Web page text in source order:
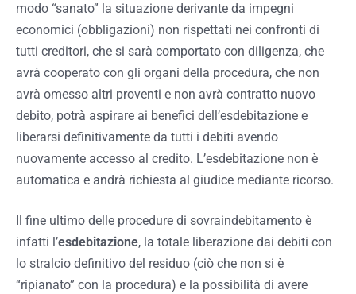
modo “sanato” la situazione derivante da impegni
economici (obbligazioni) non rispettati nei confronti di
tutti creditori, che si sarà comportato con diligenza, che
avrà cooperato con gli organi della procedura, che non
avrà omesso altri proventi e non avrà contratto nuovo
debito, potrà aspirare ai benefici dell’esdebitazione e
liberarsi definitivamente da tutti i debiti avendo
nuovamente accesso al credito. L’esdebitazione non è
automatica e andrà richiesta al giudice mediante ricorso.
Il fine ultimo delle procedure di sovraindebitamento è
infatti l’esdebitazione, la totale liberazione dai debiti con
lo stralcio definitivo del residuo (ciò che non si è
“ripianato” con la procedura) e la possibilità di avere